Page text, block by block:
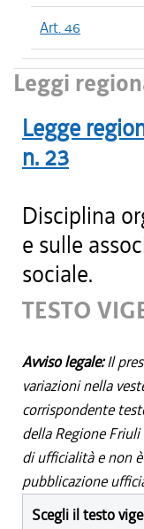
Art. 46
Leggi
Legge
n. 23
Disciplina
e sulle
sociale.
TESTO
Avviso legale:Il
variazioni nella
corrispondente
della Regione
di ufficialità e non
pubblicazione
Scegli il testo